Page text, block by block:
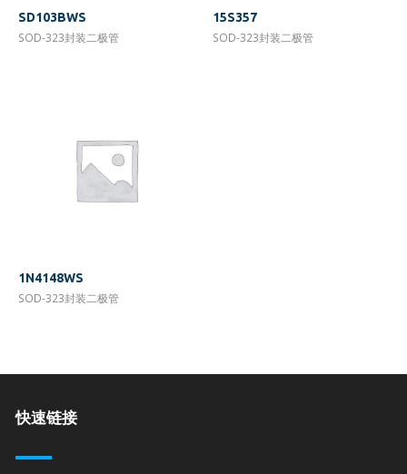
SD103BWS
SOD-323封装二极管
15S357
SOD-323封装二极管
1N4148WS
SOD-323封装二极管
快速链接